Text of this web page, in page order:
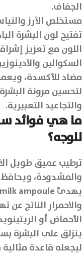
الجفاف.
مستخلص الأرز
تفتيح لون البشرة
اللون مع تعزيز
السكوالين
مضاد للأكسدة،
لتحسين مرونة
والتجاعيد التعبيرية.
ما هي فوائد
للوجه؟
ترطيب عميق طويل
والمشدودة، ويحافظ
والاحمرار الناتج
الأحماض أو
ينزلق على البشرة
ليجعله قاعدة